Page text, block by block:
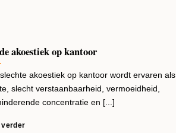
akoestiek op kantoor
akoestiek op kantoor wordt ervaren als
slecht verstaanbaarheid, vermoeidheid,
concentratie en [...]
verder